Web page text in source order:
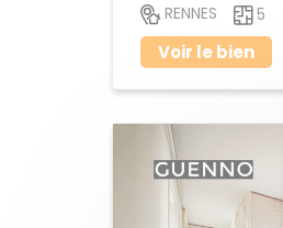
RENNES 5
Voir le bien